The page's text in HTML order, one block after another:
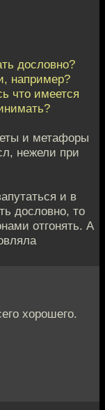
дословно?
например?
что имеется
и метафоры
нежели при
и в
дословно, то
отгонять. А
хорошего.